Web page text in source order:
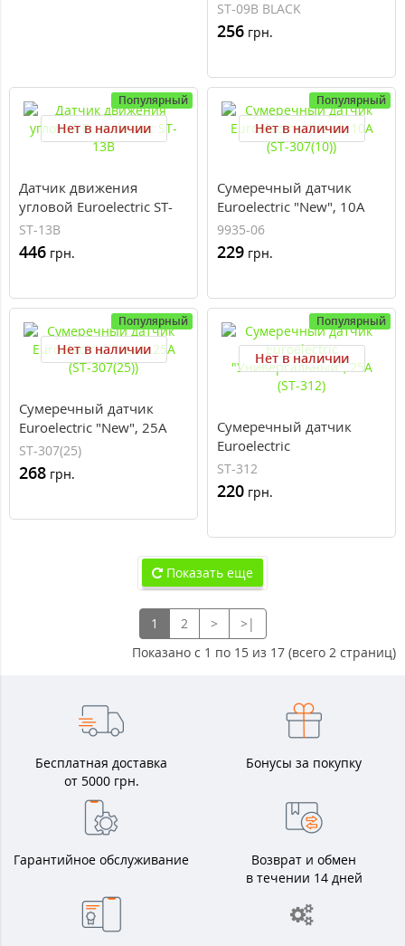
черный
ST-09B BLACK
256 грн.
Популярный
Нет в наличии
Датчик движения
угловой Euroelectric ST-
13B
ST-13B
446 грн.
Популярный
Нет в наличии
Сумеречный датчик
Euroelectric "New", 10А
(ST-307(10))
9935-06
229 грн.
Популярный
Нет в наличии
Сумеречный датчик
Euroelectric "New", 25А
(ST-307(25))
ST-307(25)
268 грн.
Популярный
Нет в наличии
Сумеречный датчик
Euroelectric
"Универсальный", 25А
(ST-312)
ST-312
220 грн.
Показать еще
1 2 >
>|
Показано с 1 по 15 из 17 (всего 2 страниц)
Бесплатная доставка
от 5000 грн.
Бонусы за покупку
Гарантийное обслуживание
Возврат и обмен
в течении 14 дней